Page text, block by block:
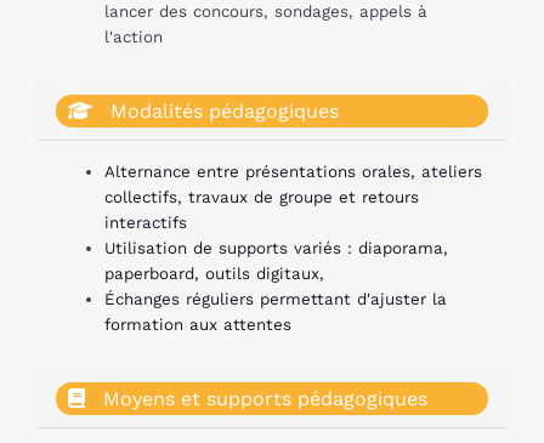
lancer des concours, sondages, appels à
l'action
Modalités pédagogiques
Alternance entre présentations orales, ateliers
collectifs, travaux de groupe et retours
interactifs
Utilisation de supports variés : diaporama,
paperboard, outils digitaux,
Échanges réguliers permettant d'ajuster la
formation aux attentes
Moyens et supports pédagogiques